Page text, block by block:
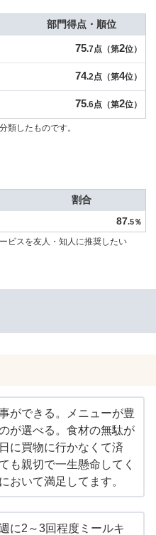
部門得点・順位
75.7点（第2位）
74.2点（第4位）
75.6点（第2位）
類したものです。
割合
87.5％
ビスを友人・知人に推奨したい
ができる。メニューが豊
が選べる。食材の無駄が
に買物に行かなくて済
も親切で一生懸命してく
おいて満足してます。
に2～3回程度ミールキ